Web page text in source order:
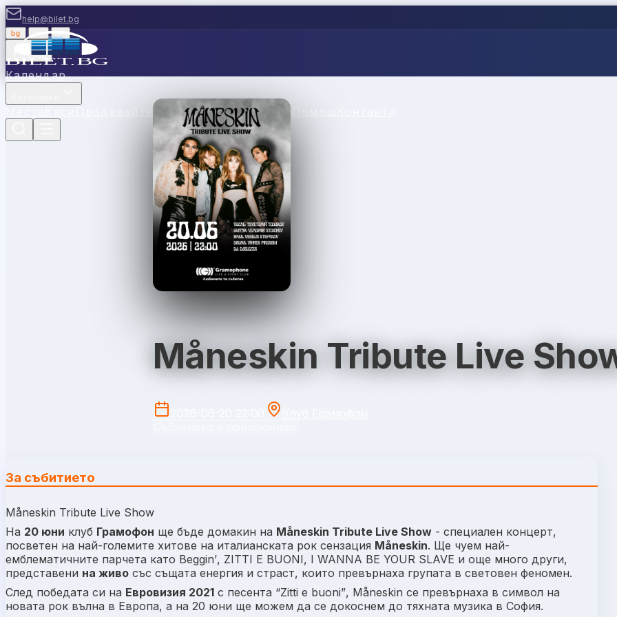
help@bilet.bg
bg |
Вход
Календар
Продавайте с насВаучериНовини
София
Måneskin Tribute Live
За събитието
Måneskin Tribute Live Show
На 20 юни клуб Грамофон ще бъде домакин на Måneskin Tribute Live Show - специален концерт,
посветен на най-големите хитове на италианската рок сензация Måneskin. Ще чуем най-
емблематичните парчета като Beggin’, ZITTI E BUONI, I WANNA BE YOUR SLAVE и още много други,
представени на живо със същата енергия и страст, които превърнаха групата в световен феномен.
След победата си на Евровизия 2021 с песента “Zitti e buoni”, Måneskin се превърнаха в символ на
новата рок вълна в Европа, а на 20 юни ще можем да се докоснем до тяхната музика в София.